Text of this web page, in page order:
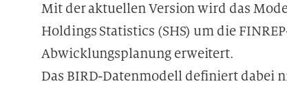
Mit der aktuellen Version wird das
Holdings Statistics (SHS) um die
Abwicklungsplanung erweitert.
Das BIRD-Datenmodell definiert dabei